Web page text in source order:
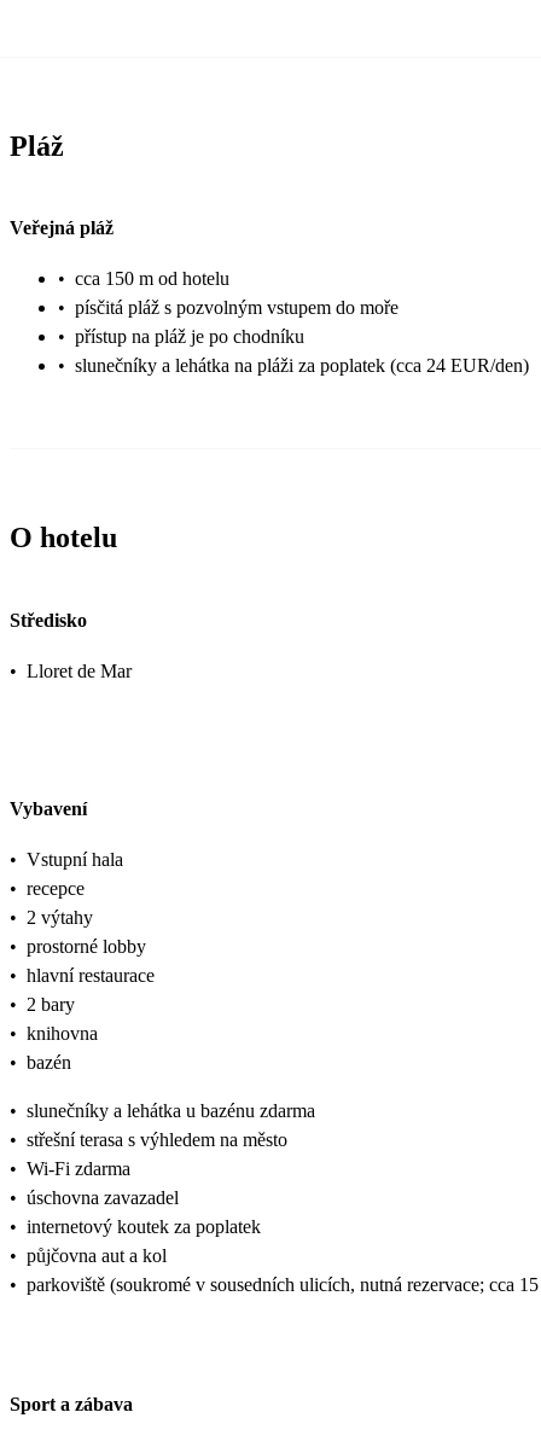
Pláž
Veřejná pláž
• cca 150 m od hotelu
• písčitá pláž s pozvolným vstupem do moře
• přístup na pláž je po chodníku
• slunečníky a lehátka na pláži za poplatek (cca 24 EUR/den)
O hotelu
Středisko
• Lloret de Mar
Vybavení
• Vstupní hala
• recepce
• 2 výtahy
• prostorné lobby
• hlavní restaurace
• 2 bary
• knihovna
• bazén
• slunečníky a lehátka u bazénu zdarma
• střešní terasa s výhledem na město
• Wi-Fi zdarma
• úschovna zavazadel
• internetový koutek za poplatek
• půjčovna aut a kol
• parkoviště (soukromé v sousedních ulicích, nutná rezervace; cca
Sport a zábava